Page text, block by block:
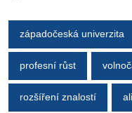
západočeská univerzita
profesní růst
rozšíření znalostí